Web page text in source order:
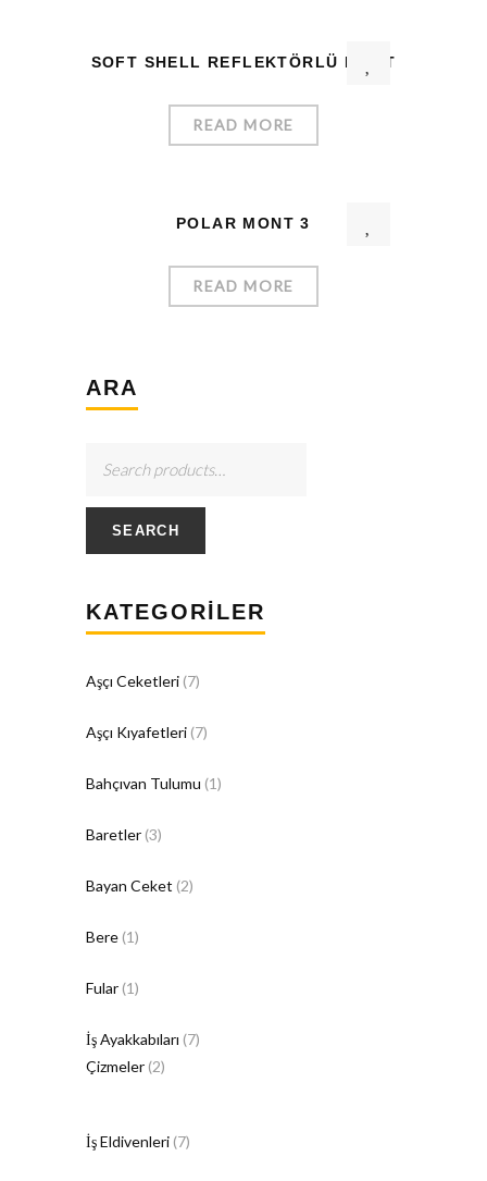
SOFT SHELL REFLEKTÖRLÜ MONT
READ MORE
POLAR MONT 3
READ MORE
ARA
SEARCH
KATEGORILER
Aşçı Ceketleri (7)
Aşçı Kıyafetleri (7)
Bahçıvan Tulumu (1)
Baretler (3)
Bayan Ceket (2)
Bere (1)
Fular (1)
İş Ayakkabıları (7)
Çizmeler (2)
İş Eldivenleri (7)